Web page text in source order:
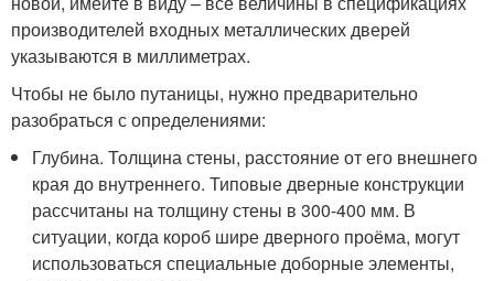
производителей входных металлических дверей
указываются в миллиметрах.
Чтобы не было путаницы, нужно предварительно
разобраться с определениями:
Глубина. Толщина стены, расстояние от его внешнего
края до внутреннего. Типовые дверные конструкции
рассчитаны на толщину стены в 300-400 мм. В
ситуации, когда короб шире дверного проёма, могут
использоваться специальные доборные элементы,